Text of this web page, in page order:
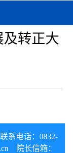
转正大
系电话：0832-
院长信箱：